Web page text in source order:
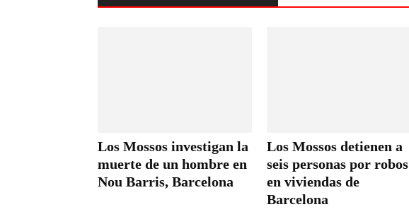
Los Mossos investigan la
muerte de un hombre en
Nou Barris, Barcelona
Los Mossos detienen a
seis personas por robos
en viviendas de
Barcelona